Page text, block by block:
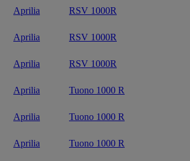
Aprilia RSV 1000R
Aprilia RSV 1000R
Aprilia RSV 1000R
Aprilia Tuono 1000 R
Aprilia Tuono 1000 R
Aprilia Tuono 1000 R